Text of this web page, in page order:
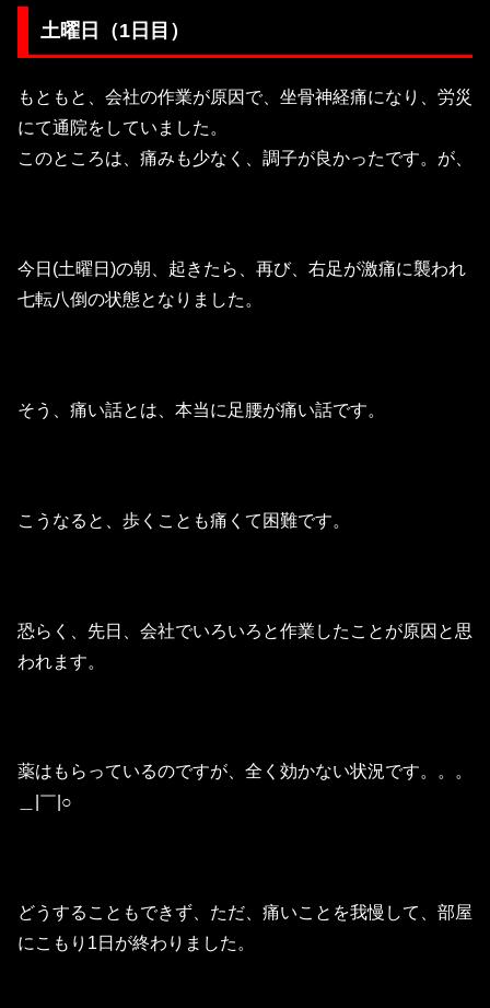
土曜日（1日目）
もともと、会社の作業が原因で、坐骨神経痛になり、労災
にて通院をしていました。
このところは、痛みも少なく、調子が良かったです。が、
今日(土曜日)の朝、起きたら、再び、右足が激痛に襲われ
七転八倒の状態となりました。
そう、痛い話とは、本当に足腰が痛い話です。
こうなると、歩くことも痛くて困難です。
恐らく、先日、会社でいろいろと作業したことが原因と思
われます。
薬はもらっているのですが、全く効かない状況です。。。
＿|￣|○
どうすることもできず、ただ、痛いことを我慢して、部屋
にこもり1日が終わりました。